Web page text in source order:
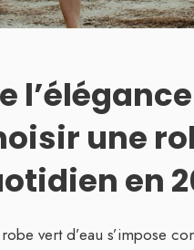
une
en
vert d’eau s’impose